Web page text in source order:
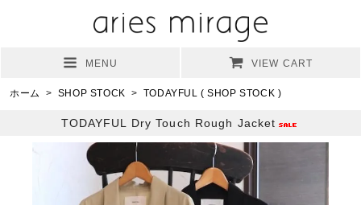
MENU VIEW CART
ホーム > SHOP STOCK > TODAYFUL ( SHOP STOCK )
TODAYFUL Dry Touch Rough Jacket